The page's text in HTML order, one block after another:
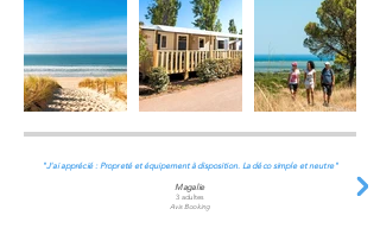
"J'ai apprécié : Propreté et équipement à disposition. La déco simple et neutre"
Magalie
3 adultes
Avis Booking